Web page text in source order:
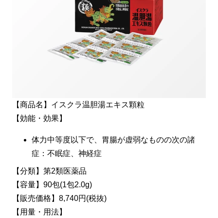
【商品名】イスクラ温胆湯エキス顆粒
【効能・効果】
体力中等度以下で、胃腸が虚弱なものの次の諸
症：不眠症、神経症
【分類】第2類医薬品
【容量】90包(1包2.0g)
【販売価格】8,740円(税抜)
【用量・用法】